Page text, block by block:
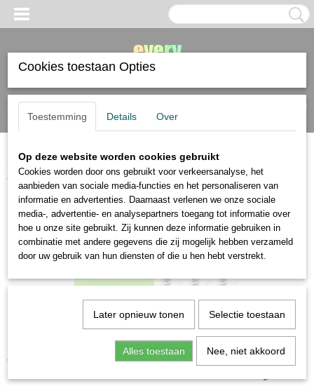
Inloggen Registreren
(0)
Home>diverse materialen>snijden en knippen>Westcott keramisch
mesje
Westcott keramisch mesje
Cookies toestaan Opties
Toestemming Details Over
Op deze website worden cookies gebruikt
Cookies worden door ons gebruikt voor verkeersanalyse, het
aanbieden van sociale media-functies en het personaliseren van
informatie en advertenties. Daarnaast verlenen we onze sociale
media-, advertentie- en analysepartners toegang tot informatie over
hoe u onze site gebruikt. Zij kunnen deze informatie gebruiken in
combinatie met andere gegevens die zij mogelijk hebben verzameld
door uw gebruik van hun diensten of die u hen hebt verstrekt.
Later opnieuw tonen Selectie toestaan
Alles toestaan Nee, niet akkoord